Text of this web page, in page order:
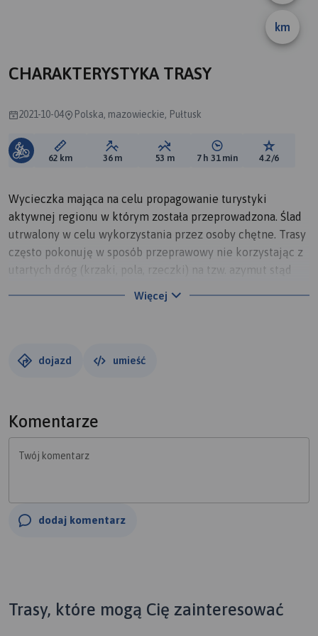
km
CHARAKTERYSTYKA TRASY
2021-10-04 Polska, mazowieckie, Pułtusk
Długość trasy:
62 km Suma przewyższeń:
36 m Suma spadków:
53 m Średni czas potrzebny
7 h 31 min Ocena
4.2/6
Wycieczka mająca na celu propagowanie turystyki
aktywnej regionu w którym została przeprowadzona. Ślad
utrwalony w celu wykorzystania przez osoby chętne. Trasy
często pokonuję w sposób przeprawowy nie korzystając z
utartych dróg (krzaki, pola, rzeczki) na tzw. azymut stąd
Więcej
dojazd umieść
Komentarze
Twój komentarz
dodaj komentarz
Trasy, które mogą Cię zainteresować